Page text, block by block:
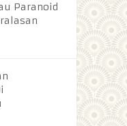
Paranoid